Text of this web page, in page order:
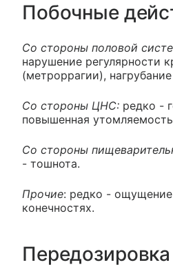
Побочные
Со стороны половой
нарушение регулярности
(метроррагии),
Со стороны ЦНС: редко -
повышенная
Со стороны
- тошнота.
Прочие: редко -
конечностях.
Передозировка